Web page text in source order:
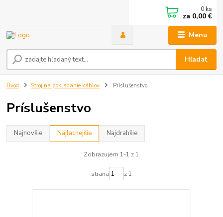
Menu
Hľadať
0 ks
za 0,00 €
Úvod Stroj na pokladanie káblov Príslušenstvo
Príslušenstvo
Najnovšie Najlacnejšie Najdrahšie
Zobrazujem 1-1 z 1
strana z 1